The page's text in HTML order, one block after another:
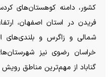
کشور، دامنه کوهستان‌های
فریدن در استان اصفهان،
شمالی و زاگرس و بلندی‌های
خراسان رضوی نیز
گناباد از مهم‌ترین مناطق